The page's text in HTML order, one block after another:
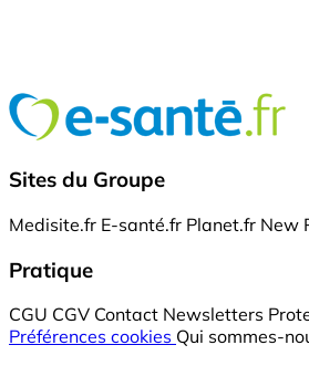
Sites du Groupe
Medisite.fr E-santé.fr Planet.fr New
Pratique
CGU CGV Contact Newsletters
Préférences cookies Qui sommes-